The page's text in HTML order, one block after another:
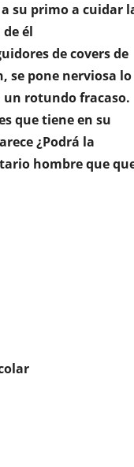
su primo a cuidar
él
de covers de
se pone nerviosa lo
rotundo fracaso.
que tiene en su
¿Podrá la
hombre que